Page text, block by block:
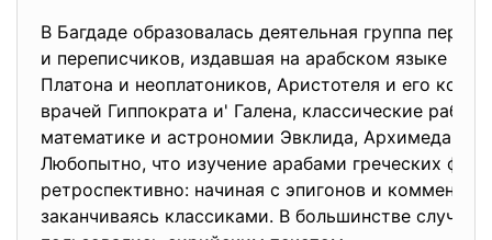
В Багдаде образовалась деятельная группа
и переписчиков, издавшая на арабском языке
Платона и неоплатоников, Аристотеля и его
врачей Гиппократа и' Галена, классические
математике и астрономии Эвклида, Архимеда и
Любопытно, что изучение арабами греческих
ретроспективно: начиная с эпигонов и
заканчиваясь классиками. В большинстве